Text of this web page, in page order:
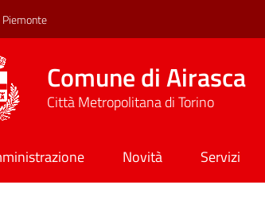
Piemonte
Comune di Airasca
Città Metropolitana di Torino
Novità Servizi